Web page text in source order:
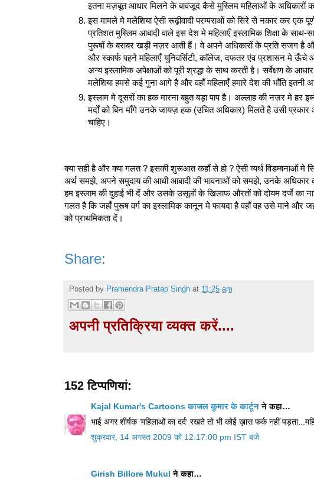
इतना मज़बूत आधार मिलने के बावजूद कैसे मुस्लिम महिलाओं के अधिकारों का
इस मामले मे मलेशिया ऐसी रूढ़ीवादी परम्पराओं को सिरे से नकार कर
प्रतिशत मुस्लिम आबादी वाले इस देश मे महिलाएँ इस्लामिक शिक्षा के साथ-
पुरूषों के बराबर खड़ी नज़र आती हैं। वे अपने अधिकारों के प्रति सजग है
और स्कार्फ पहने महिलाएँ युनिवर्सिटी, काॅलेज, दफतर एंव प्रशासन मे ऊँचे
अन्य इस्लामिक अपेक्षाओं को पूरी श्रद्धा के साथ करती है। सर्वेक्षण के
मलेशिया हमसे कई गुना आगे है और वहाँ महिलाएँ हमारे देश की भाँति इतनी
इस्लाम मे दूसरों का हक मारना बहुत बड़ा पाप है। अल्लाह की नज़र मे हर
मर्दों को बिन माँगे उनके जायज़ हक (उचित अधिकार) मिलते है उसी
चाहिए।
क्या सही है और क्या गलत ? इसकी शुरूआत कहाँ से हो ? ऐसी व्यर्थ विडम्बनाओं
अर्थ समझे, अपने समुदाय की आधी आबादी की भावनाओं को समझे, उनके अधिकार
हम इस्लाम की दुहाई भी दें और उसके उसूलों के खिलाफ औरतों को दोयम दर्जे का
गलत है कि जहाँ पुरूष वर्ग का इस्लामिक कानून मे फायदा है वहाँ वह उसे माने और
को प्राथमिकता दें।
Share:
Posted by Pramendra Pratap Singh at 11:25 am
अपनी प्रतिक्रिया व्यक्त करें....
152 टिप्‍पणियां:
Kajal Kumar's Cartoons काजल कुमार के कार्टूनने कहा…
भाई अगर शीर्षक 'महिलाओं का दर्द' रखते तो भी कोई ख़ास फर्क नहीं
शुक्रवार, 14 अगस्त 2009 को 12:17:00 pm IST बजे
Girish Billore Mukulने कहा…